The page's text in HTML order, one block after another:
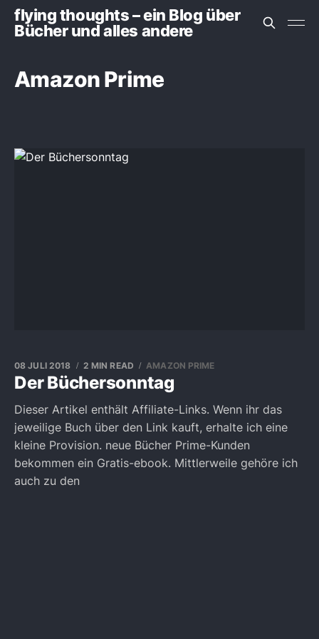
flying thoughts – ein Blog über
Bücher und alles andere
Amazon Prime
Der Büchersonntag
08 JULI 2018 2 MIN READ AMAZON PRIME
Dieser Artikel enthält Affiliate-Links. Wenn ihr das
jeweilige Buch über den Link kauft, erhalte ich eine
kleine Provision. neue Bücher Prime-Kunden
bekommen ein Gratis-ebook. Mittlerweile gehöre ich
auch zu den